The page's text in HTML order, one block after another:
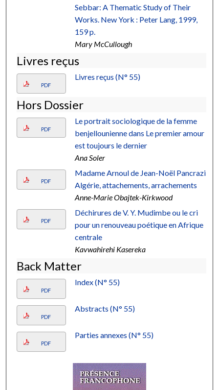
Sebbar: A Thematic Study of Their
Works. New York : Peter Lang, 1999,
159 p.
Mary McCullough
Livres reçus
PDF
Livres reçus (N° 55)
Hors Dossier
PDF
Le portrait sociologique de la femme
benjellounienne dans Le premier amour
est toujours le dernier
Ana Soler
PDF
Madame Arnoul de Jean-Noël Pancrazi :
Algérie, attachements, arrachements
Anne-Marie Obajtek-Kirkwood
PDF
Déchirures de V. Y. Mudimbe ou le cri
pour un renouveau poétique en Afrique
centrale
Kavwahirehi Kasereka
Back Matter
PDF
Index (N° 55)
PDF
Abstracts (N° 55)
PDF
Parties annexes (N° 55)